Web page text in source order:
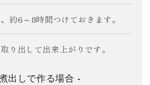
約6～8時間つけておきます。
り出して出来上がりです。
出しで作る場合 -